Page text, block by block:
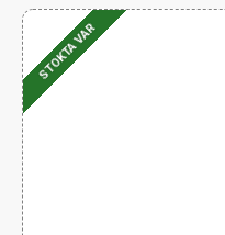
STOKTA VAR